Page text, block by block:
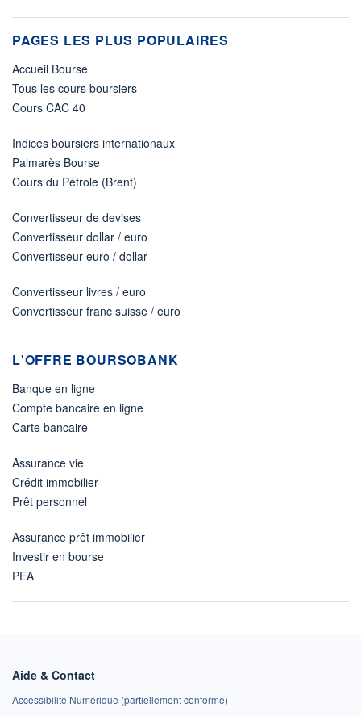
PAGES LES PLUS POPULAIRES
Accueil Bourse
Tous les cours boursiers
Cours CAC 40
Indices boursiers internationaux
Palmarès Bourse
Cours du Pétrole (Brent)
Convertisseur de devises
Convertisseur dollar / euro
Convertisseur euro / dollar
Convertisseur livres / euro
Convertisseur franc suisse / euro
L'OFFRE BOURSOBANK
Banque en ligne
Compte bancaire en ligne
Carte bancaire
Assurance vie
Crédit immobilier
Prêt personnel
Assurance prêt immobilier
Investir en bourse
PEA
Aide & Contact
Accessibilité Numérique (partiellement conforme)